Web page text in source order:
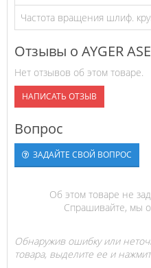
Частота вращения шлиф.
Отзывы о AYGER
Нет отзывов об этом товаре.
НАПИСАТЬ ОТЗЫВ
Вопрос
ЗАДАЙТЕ СВОЙ ВОПРОС
Об этом товаре не
Спрашивайте, мы
Обнаружив ошибку или
товара, выделите ее и